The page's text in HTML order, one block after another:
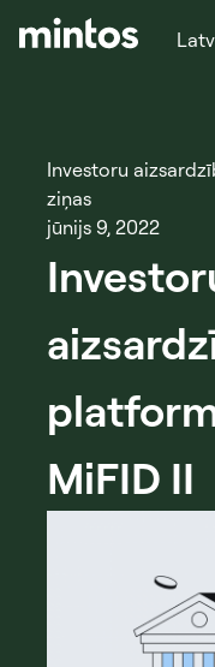
Investoru
ziņas
jūnijs 9, 2022
MiFID II